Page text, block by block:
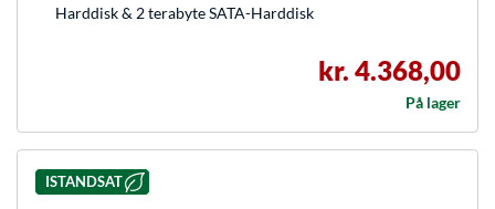
Harddisk & 2 terabyte SATA-Harddisk
kr. 4.368,00
På lager
ISTANDSAT